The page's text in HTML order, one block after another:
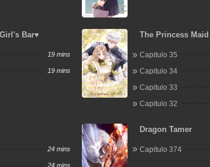
Bar♥
19 mins
19 mins
The Princess Maid
Capitulo 35
Capitulo 34
Capitulo 33
Capitulo 32
24 mins
24 mins
Dragon Tamer
Capitulo 374